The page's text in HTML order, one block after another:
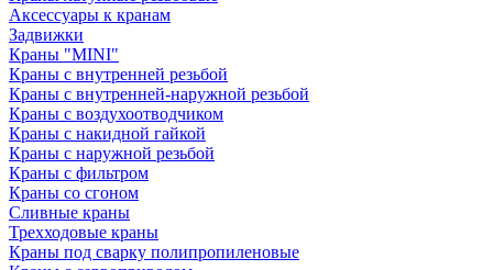
Аксессуары к кранам
Задвижки
Краны "MINI"
Краны с внутренней резьбой
Краны с внутренней-наружной резьбой
Краны с воздухоотводчиком
Краны с накидной гайкой
Краны с наружной резьбой
Краны с фильтром
Краны со сгоном
Сливные краны
Трехходовые краны
Краны под сварку полипропиленовые